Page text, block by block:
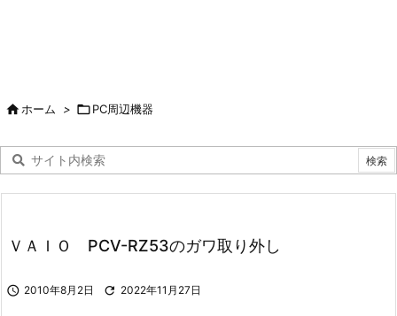
ホーム > PC周辺機器
ＶＡＩＯ PCV-RZ53のガワ取り外し
 2010年8月2日  2022年11月27日